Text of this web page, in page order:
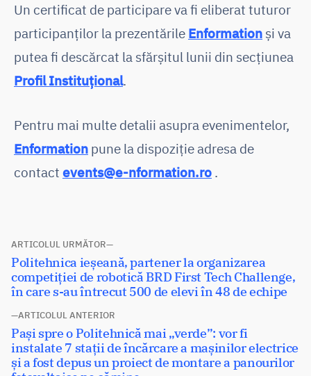
Un certificat de participare va fi eliberat tuturor
participanților la prezentările Enformation și va
putea fi descărcat la sfărșitul lunii din secțiunea
Profil Instituțional.
Pentru mai multe detalii asupra evenimentelor,
Enformation pune la dispoziție adresa de
contact events@e-nformation.ro .
Navigare
în
articole
ARTICOLUL ANTERIOR
Articolul
anterior:
Pași spre o Politehnică mai „verde”: vor fi
instalate 7 stații de încărcare a mașinilor electrice
și a fost depus un proiect de montare a panourilor
ARTICOLUL URMĂTOR
Articolul
următor:
Politehnica ieșeană, partener la organizarea
competiției de robotică BRD First Tech Challenge,
în care s-au întrecut 500 de elevi în 48 de echipe